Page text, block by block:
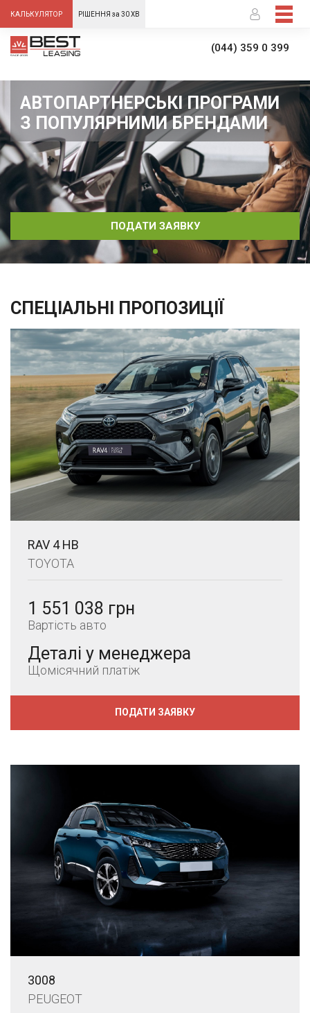
КАЛЬКУЛЯТОР РІШЕННЯ за 30 ХВ
(044) 359 0 399
АВТОПАРТНЕРСЬКІ ПРОГРАМИ
З ПОПУЛЯРНИМИ БРЕНДАМИ
ПОДАТИ ЗАЯВКУ
СПЕЦІАЛЬНІ ПРОПОЗИЦІЇ
RAV 4 HB
TOYOTA
1 551 038 грн
Вартість авто
Деталі у менеджера
Щомісячний платіж
ПОДАТИ ЗАЯВКУ
3008
PEUGEOT